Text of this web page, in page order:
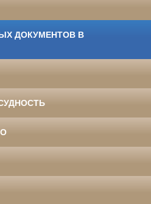
ДОКУМЕНТОВ В